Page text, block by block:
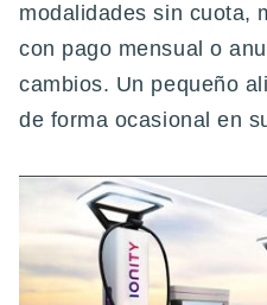
modalidades sin cuota,
con pago mensual o
cambios. Un pequeño
de forma ocasional en